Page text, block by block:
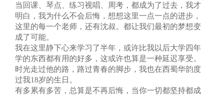
当回课、琴点、练习视唱、周考，都成为了过去，我才
明白，我为什么不会后悔，想想这里一点一点的进步，
这里的每一个老师，还有沈叔。都让我们最初的梦想变
成了可能。
我在这里静下心来学习了半年，或许比我以后大学四年
学的东西都有用的好多，这或许也算是一种延迟享受。
时光走过他的路，路过青春的脚步，我也在西蜀华韵度
过我18岁的生日。
有多累有多苦，总算是不再后悔，当你一切都坚持都成